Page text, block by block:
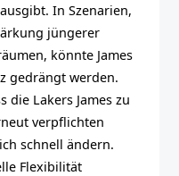
In Szenarien,
jüngerer
könnte James
gedrängt werden.
die Lakers James zu
verpflichten
schnell ändern.
Flexibilität